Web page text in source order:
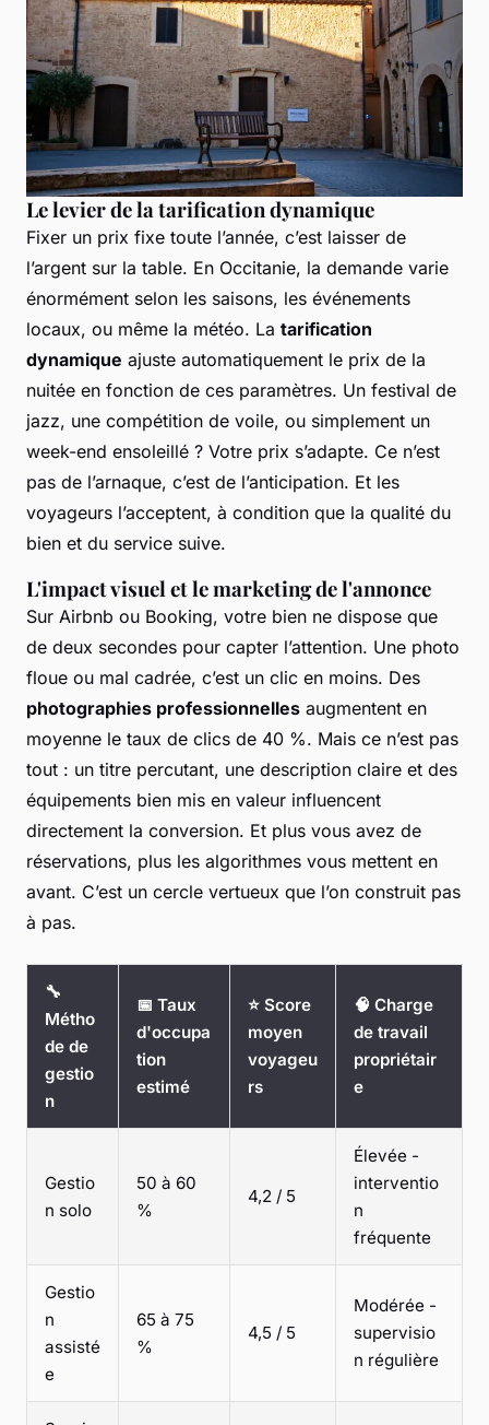
Le levier de la tarification dynamique
Fixer un prix fixe toute l’année, c’est laisser de
l’argent sur la table. En Occitanie, la demande varie
énormément selon les saisons, les événements
locaux, ou même la météo. La tarification
dynamique ajuste automatiquement le prix de la
nuitée en fonction de ces paramètres. Un festival de
jazz, une compétition de voile, ou simplement un
week-end ensoleillé ? Votre prix s’adapte. Ce n’est
pas de l’arnaque, c’est de l’anticipation. Et les
voyageurs l’acceptent, à condition que la qualité du
bien et du service suive.
L'impact visuel et le marketing de l'annonce
Sur Airbnb ou Booking, votre bien ne dispose que
de deux secondes pour capter l’attention. Une photo
floue ou mal cadrée, c’est un clic en moins. Des
photographies professionnelles augmentent en
moyenne le taux de clics de 40 %. Mais ce n’est pas
tout : un titre percutant, une description claire et des
équipements bien mis en valeur influencent
directement la conversion. Et plus vous avez de
réservations, plus les algorithmes vous mettent en
avant. C’est un cercle vertueux que l’on construit pas
à pas.
🔧
Métho
de de
gestio
n
📅 Taux
d'occupa
tion
estimé
⭐ Score
moyen
voyageu
rs
🧠 Charge
de travail
propriétair
e
Gestio
n solo
50 à 60
%
4,2 / 5
Élevée -
interventio
n
fréquente
Gestio
n
assisté
e
65 à 75
%
4,5 / 5
Modérée -
supervisio
n régulière